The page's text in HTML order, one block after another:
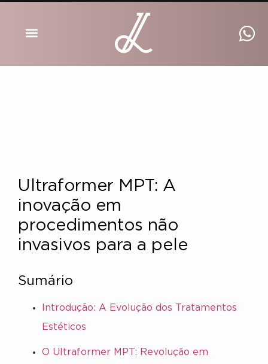
Ultraformer MPT: A
inovação em
procedimentos não
invasivos para a pele
Sumário
Introdução: A Evolução dos Tratamentos
Estéticos
O Ultraformer MPT: Revolução em